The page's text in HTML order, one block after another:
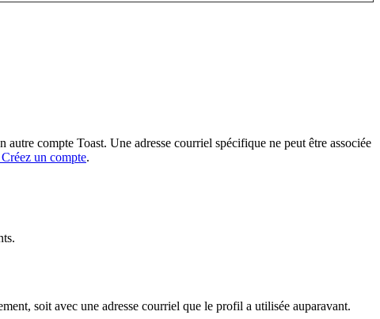
compte Toast. Une adresse courriel spécifique ne peut être associée
un compte.
soit avec une adresse courriel que le profil a utilisée auparavant.